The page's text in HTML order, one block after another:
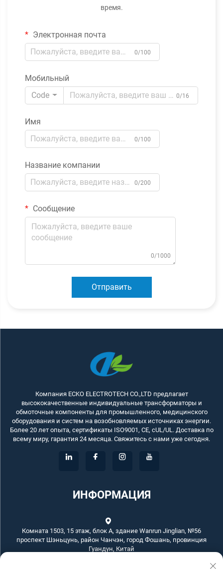
время.
Электронная почта
0/100
Мобильный
Code
0/16
Имя
0/100
Название компании
0/200
Сообщение
0/1000
Отправить
Компания ECKO ELECTROTECH CO.,LTD предлагает
высококачественные индивидуальные трансформаторы и
обмоточные компоненты для промышленного, медицинского
оборудования и систем на возобновляемых источниках энергии.
Более 20 лет опыта, сертификаты ISO9001, CE, cUL/UL. Доставка по
всему миру, гарантия 24 месяца. Свяжитесь с нами уже сегодня.
ИНФОРМАЦИЯ
Комната 1503, 15 этаж, блок А, здание Wanrun Jinglian, №56
проспект Шэньцунь, район Чанчэн, город Фошань, провинция
Гуандун, Китай